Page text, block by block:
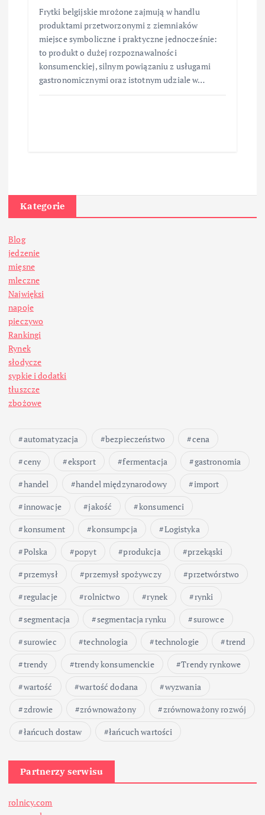
Frytki belgijskie mrożone zajmują w handlu
produktami przetworzonymi z ziemniaków
miejsce symboliczne i praktyczne jednocześnie:
to produkt o dużej rozpoznawalności
konsumenckiej, silnym powiązaniu z usługami
gastronomicznymi oraz istotnym udziale w…
Kategorie
Blog
jedzenie
mięsne
mleczne
Najwięksi
napoje
pieczywo
Rankingi
Rynek
słodycze
sypkie i dodatki
tłuszcze
zbożowe
automatyzacja bezpieczeństwo
cena
ceny
eksport fermentacja
gastronomia
handel
handel międzynarodowy
import
innowacje
jakość
konsumenci
konsument
konsumpcja
Logistyka
Polska
popyt produkcja
przekąski
przemysł
przemysł spożywczy
przetwórstwo
regulacje
rolnictwo rynek
rynki
segmentacja
segmentacja rynku
surowce
surowiec
technologia technologie
trend
trendy
trendy konsumenckie
Trendy rynkowe
wartość
wartość dodana
wyzwania
zdrowie
zrównoważony
zrównoważony rozwój
łańcuch dostaw
łańcuch wartości
Partnerzy serwisu
rolnicy.com